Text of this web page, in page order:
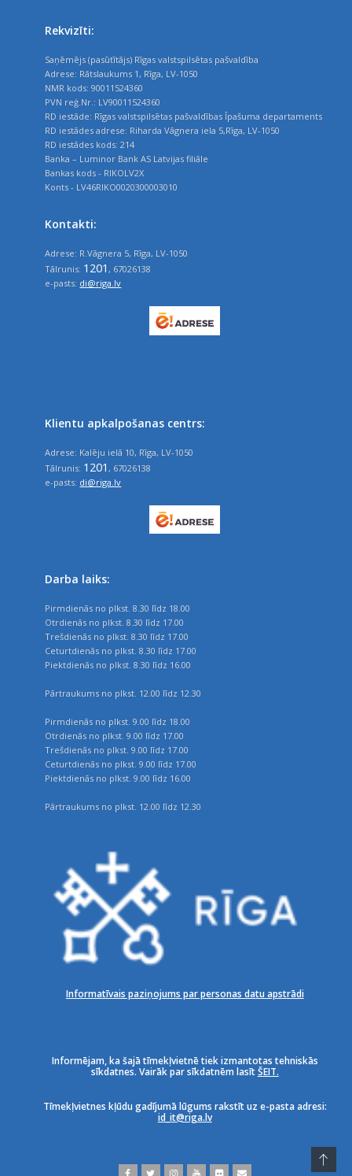
Rekvizīti:
Saņēmējs (pasūtītājs) Rīgas valstspilsētas pašvaldība
Adrese: Rātslaukums 1, Rīga, LV-1050
NMR kods: 90011524360
PVN reģ.Nr.: LV90011524360
RD iestāde: Rīgas valstspilsētas pašvaldības Īpašuma departaments
RD iestādes adrese: Riharda Vāgnera iela 5,Rīga, LV-1050
RD iestādes kods: 214
Banka – Luminor Bank AS Latvijas filiāle
Bankas kods - RIKOLV2X
Konts - LV46RIKO0020300003010
Kontakti:
Adrese: R.Vāgnera 5, Rīga, LV-1050
Tālrunis: 1201, 67026138
e-pasts: di@riga.lv
Klientu apkalpošanas centrs:
Adrese: Kalēju ielā 10, Rīga, LV-1050
Tālrunis: 1201 , 67026138
e-pasts: di@riga.lv
Darba laiks:
Pirmdienās no plkst. 8.30 līdz 18.00
Otrdienās no plkst. 8.30 līdz 17.00
Trešdienās no plkst. 8.30 līdz 17.00
Ceturtdienās no plkst. 8.30 līdz 17.00
Piektdienās no plkst. 8.30 līdz 16.00
Pārtraukums no plkst. 12.00 līdz 12.30
Pirmdienās no plkst. 9.00 līdz 18.00
Otrdienās no plkst. 9.00 līdz 17.00
Trešdienās no plkst. 9.00 līdz 17.00
Ceturtdienās no plkst. 9.00 līdz 17.00
Piektdienās no plkst. 9.00 līdz 16.00
Pārtraukums no plkst. 12.00 līdz 12.30
Informatīvais paziņojums par personas datu apstrādi
Informējam, ka šajā tīmekļvietnē tiek izmantotas tehniskās
sīkdatnes. Vairāk par sīkdatnēm lasītŠEIT.
Tīmekļvietnes kļūdu gadījumā lūgums rakstīt uz e-pasta adresi:
id_it@riga.lv